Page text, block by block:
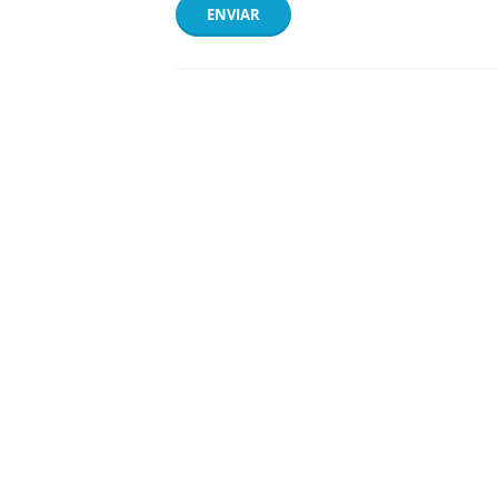
ENVIAR